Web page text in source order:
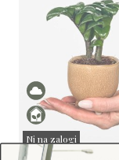
Ni na zalogi